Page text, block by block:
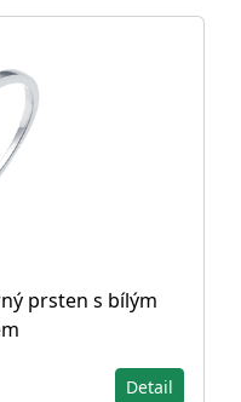
prsten s bílým
Detail